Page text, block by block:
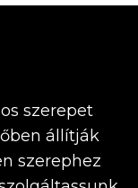
szerepet
állítják
szerephez